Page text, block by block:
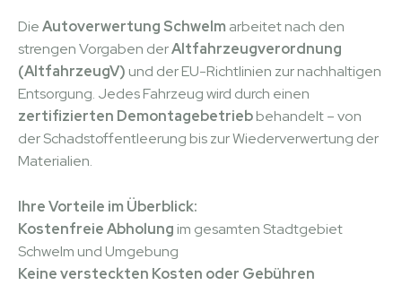
DieAutoverwertung Schwelm arbeitet nach den
strengen Vorgaben derAltfahrzeugverordnung
(AltfahrzeugV) und der EU-Richtlinien zur nachhaltigen
Entsorgung. Jedes Fahrzeug wird durch einen
zertifizierten Demontagebetriebbehandelt – von
der Schadstoffentleerung bis zur Wiederverwertung der
Materialien.
Ihre Vorteile im Überblick:
Kostenfreie Abholung im gesamten Stadtgebiet
Schwelm und Umgebung
Keine versteckten Kosten oder Gebühren